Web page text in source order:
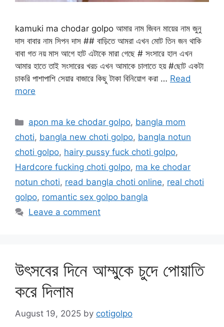
kamuki ma chodar golpo আমার নাম জিবন মায়ের নাম জুনু
দাস বাবার নাম সিপন দাস ## বাড়িতে আমরা এখন মোট তিন জন থাকি
বাবা গত নয় মাস আগে হাট এটাকে মারা গেছে # সংসারে হাল এখন
আমার হাতে তাই সংসারের খরচ এখন আমাকে চালাতে হয় #ছোট একটা
চাকরি পাশাপাশি সেয়ার বাজারে কিছু টাকা বিনিয়োগ করা … Read
more
Categories
apon ma ke chodar golpo, bangla mom
choti, bangla new choti golpo, bangla notun
choti golpo, hairy pussy fuck choti golpo,
Hardcore fucking choti golpo, ma ke chodar
notun choti, read bangla choti online, real choti
golpo, romantic sex golpo bangla
Leave a comment
উৎসবের দিনে আম্মুকে চুদে পোয়াতি
করে দিলাম
August 19, 2025 by cotigolpo